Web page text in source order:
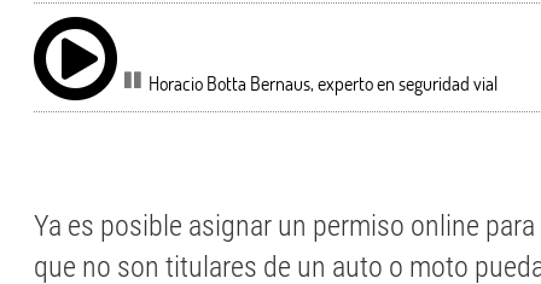
Horacio Botta Bernaus, experto en seguridad vial
Ya es posible asignar un permiso online
que no son titulares de un auto o moto